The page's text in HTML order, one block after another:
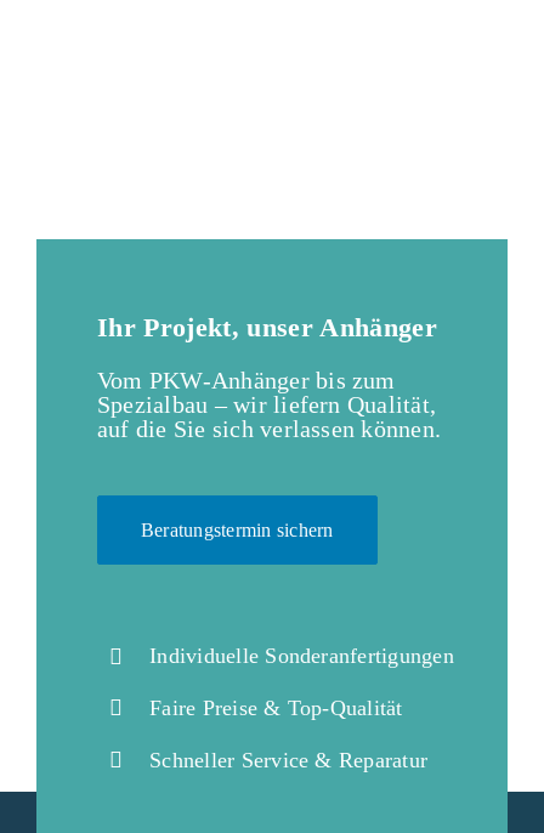
Ihr Projekt, unser Anhänger
Vom PKW-Anhänger bis zum
Spezialbau – wir liefern Qualität,
auf die Sie sich verlassen können.
Beratungstermin sichern
Individuelle Sonderanfertigungen
Faire Preise & Top-Qualität
Schneller Service & Reparatur